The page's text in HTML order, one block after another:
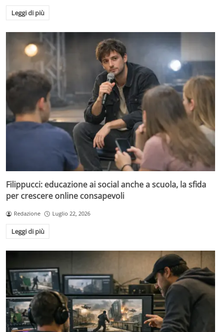
Leggi di più
Filippucci: educazione ai social anche a scuola, la sfida
per crescere online consapevoli
Redazione Luglio 22, 2026
Leggi di più